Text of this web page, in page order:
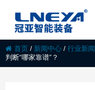
首页 / 新闻中心 /行业新闻
判断“哪家靠谱”？